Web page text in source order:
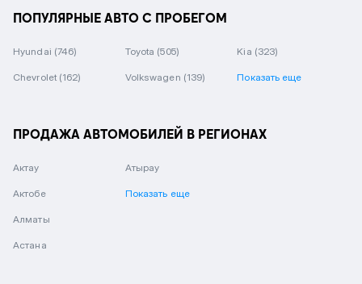
ПОПУЛЯРНЫЕ АВТО С ПРОБЕГОМ
Hyundai (746) Toyota (505) Kia (323)
Chevrolet (162) Volkswagen (139) Показать еще
ПРОДАЖА АВТОМОБИЛЕЙ В РЕГИОНАХ
Актау
Актобе
Алматы
Астана
Атырау
Показать еще